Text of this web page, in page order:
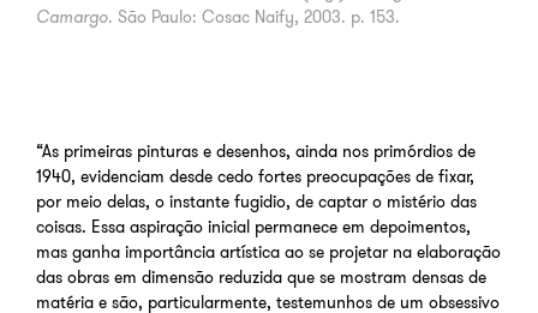
Camargo. São Paulo: Cosac Naify, 2003. p. 153.
“As primeiras pinturas e desenhos, ainda nos primórdios de
1940, evidenciam desde cedo fortes preocupações de fixar,
por meio delas, o instante fugidio, de captar o mistério das
coisas. Essa aspiração inicial permanece em depoimentos,
mas ganha importância artística ao se projetar na elaboração
das obras em dimensão reduzida que se mostram densas de
matéria e são, particularmente, testemunhos de um obsessivo